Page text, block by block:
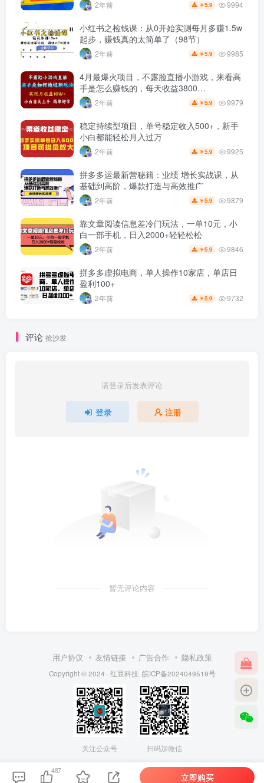
2年前 ￥5.9 9994
小红书之检钱课：从0开始实测每月多赚1.5w
起步，赚钱真的太简单了（98节）
2年前 ￥5.9 9985
4月最爆火项目，不露脸直播小游戏，来看高
手是怎么赚钱的，每天收益3800…
2年前 ￥5.9 9979
稳定持续型项目，单号稳定收入500+，新手
小白都能轻松月入过万
2年前 ￥5.9 9925
拼多多运最新营秘籍：业绩 增长实战课，从
基础到高阶，爆款打造与高效推广
2年前 ￥5.9 9879
靠文章阅读信息差冷门玩法，一单10元，小
白一部手机，日入2000+轻轻松松
2年前 ￥5.9 9846
拼多多虚拟电商，单人操作10家店，单店日
盈利100+
2年前 ￥5.9 9732
评论 抢沙发
请登录后发表评论
登录 注册
暂无评论内容
用户协议 友情链接 广告合作 隐私政策
Copyright © 2024 · 红豆科技 皖ICP备2024049519号
关注公众号 扫码加微信
487
立即购买